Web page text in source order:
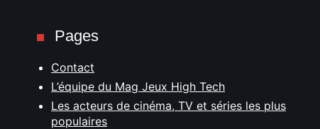
Pages
Contact
L’équipe du Mag Jeux High Tech
Les acteurs de cinéma, TV et séries les plus
populaires